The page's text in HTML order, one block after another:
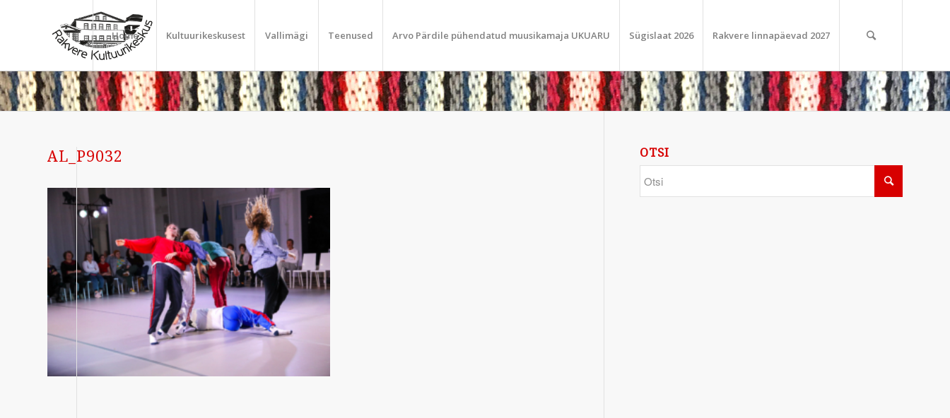
Home Kultuurikeskusest Vallimägi Teenused Arvo Pärdile pühendatud muusikamaja UKUARU Sügislaat 2026 Rakvere linnapäevad 2027
AL_P9032 OTSI